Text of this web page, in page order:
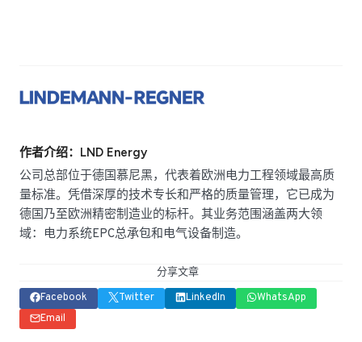
作者介绍：LND Energy
公司总部位于德国慕尼黑，代表着欧洲电力工程领域最高质
量标准。凭借深厚的技术专长和严格的质量管理，它已成为
德国乃至欧洲精密制造业的标杆。其业务范围涵盖两大领
域：电力系统EPC总承包和电气设备制造。
分享文章
Facebook
Twitter LinkedIn
WhatsApp
Email